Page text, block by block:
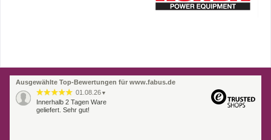
Ausgewählte Top-Bewertungen für www.fabus.de
01.08.26 ▼
Innerhalb 2 Tagen Ware
geliefert. Sehr gut!